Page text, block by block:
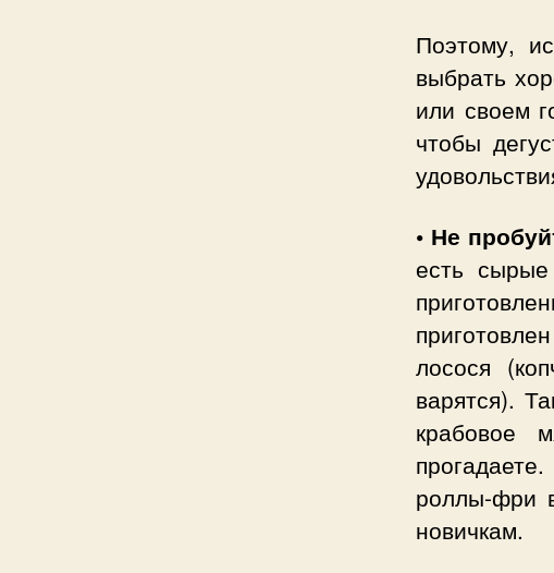
Поэтому,
выбрать
или своем
чтобы
• Не
есть
лосося
варятся).
крабовое
роллы-фри
новичкам.